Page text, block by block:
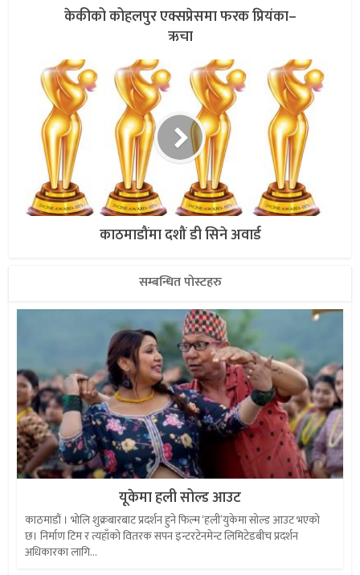
केकीको कोहलपुर एक्सप्रेसमा फरक प्रियंका–
ऋचा
काठमाडौंमा दशौं डी सिने अवार्ड
सम्बन्धित पोस्टहरु
यूकेमा हली सोल्ड आउट
काठमाडौं । भोलि शुक्रबारबाट प्रदर्शन हुने फिल्म ‘हली’युकेमा सोल्ड आउट भएको
छ। निर्माण टिम र त्यहाँको वितरक सपन इन्टरटेनमेन्ट लिमिटेडबीच प्रदर्शन
अधिकारका लागि...